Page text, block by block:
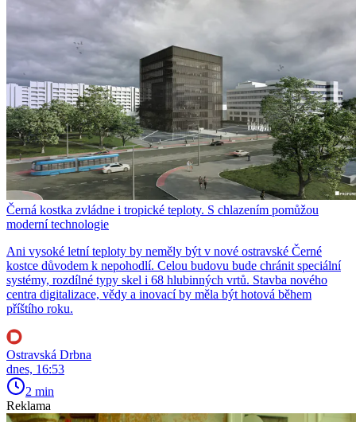
Černá kostka zvládne i tropické teploty. S chlazením pomůžou
moderní technologie
Ani vysoké letní teploty by neměly být v nové ostravské Černé
kostce důvodem k nepohodlí. Celou budovu bude chránit speciální
systémy, rozdílné typy skel i 68 hlubinných vrtů. Stavba nového
centra digitalizace, vědy a inovací by měla být hotová během
příštího roku.
Ostravská Drbna
dnes, 16:53
2 min
Reklama